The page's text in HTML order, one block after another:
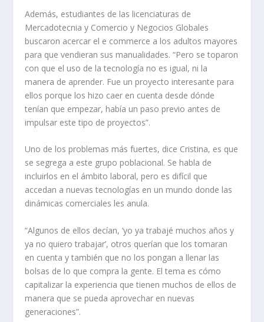
Además, estudiantes de las licenciaturas de
Mercadotecnia y Comercio y Negocios Globales
buscaron acercar el e commerce a los adultos mayores
para que vendieran sus manualidades. “Pero se toparon
con que el uso de la tecnología no es igual, ni la
manera de aprender. Fue un proyecto interesante para
ellos porque los hizo caer en cuenta desde dónde
tenían que empezar, había un paso previo antes de
impulsar este tipo de proyectos”.
Uno de los problemas más fuertes, dice Cristina, es que
se segrega a este grupo poblacional. Se habla de
incluirlos en el ámbito laboral, pero es difícil que
accedan a nuevas tecnologías en un mundo donde las
dinámicas comerciales les anula.
“Algunos de ellos decían, ‘yo ya trabajé muchos años y
ya no quiero trabajar’, otros querían que los tomaran
en cuenta y también que no los pongan a llenar las
bolsas de lo que compra la gente. El tema es cómo
capitalizar la experiencia que tienen muchos de ellos de
manera que se pueda aprovechar en nuevas
generaciones”.